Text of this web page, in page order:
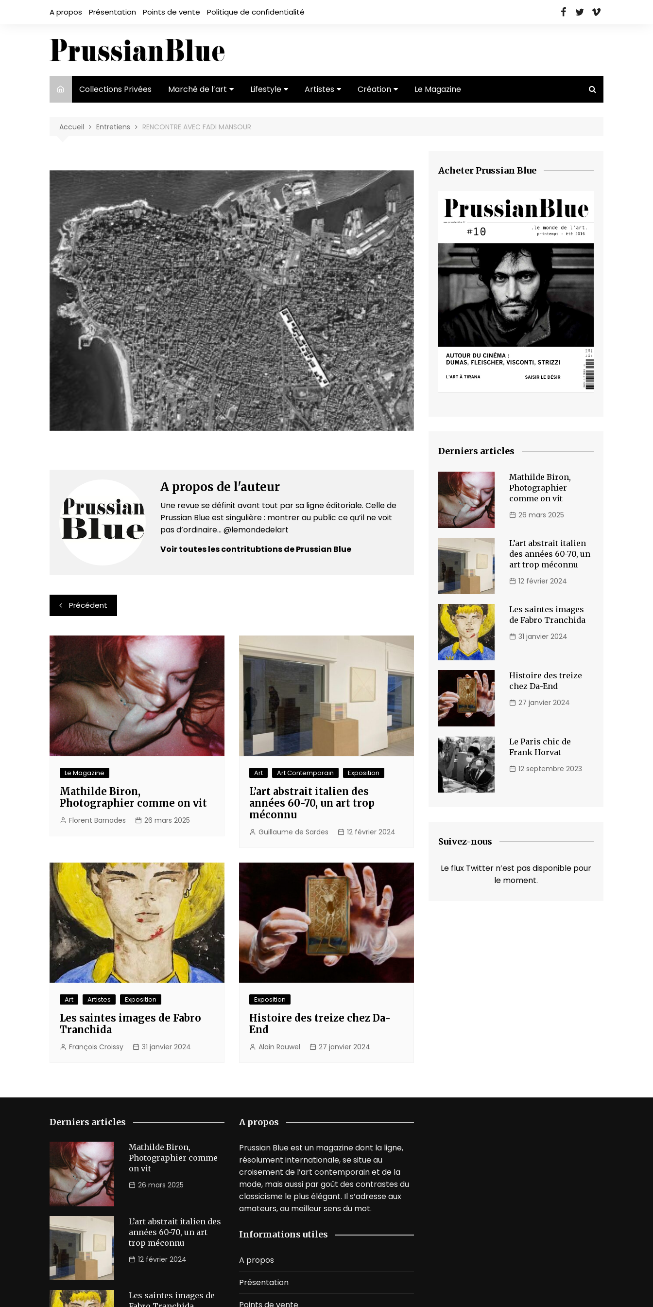
A propos Présentation Points de vente Politique de confidentialité
Collections Privées Marché de l’art
acteurs
Lifestyle
Mode
Artistes Création Le Magazine
Accueil Entretiens RENCONTRE AVEC FADI MANSOUR
A propos de l'auteur
Une revue se définit avant tout par sa ligne éditoriale. Celle de
Prussian Blue est singulière : montrer au public ce qu’il ne voit
pas d’ordinaire... @lemondedelart
Voir toutes les contritubtions de Prussian Blue
Navigation
de
l’article
Précédent
Le Magazine
Mathilde Biron,
Photographier comme on vit
Florent Barnades 26 mars 2025
Art Art Contemporain Exposition
L’art abstrait italien des
années 60-70, un art trop
méconnu
Guillaume de Sardes 12 février 2024
Art Artistes Exposition
Les saintes images de Fabro
Tranchida
François Croissy 31 janvier 2024
Exposition
Histoire des treize chez Da-
End
Alain Rauwel 27 janvier 2024
Acheter Prussian Blue
Derniers articles
Mathilde Biron,
Photographier
comme on vit
26 mars 2025
L’art abstrait italien
des années 60-70, un
art trop méconnu
12 février 2024
Les saintes images
de Fabro Tranchida
31 janvier 2024
Histoire des treize
chez Da-End
27 janvier 2024
Le Paris chic de
Frank Horvat
12 septembre 2023
Suivez-nous
Le flux Twitter n’est pas disponible pour
le moment.
Derniers articles
Mathilde Biron,
Photographier comme
on vit
26 mars 2025
L’art abstrait italien des
années 60-70, un art
trop méconnu
12 février 2024
Les saintes images de
A propos
Prussian Blue est un magazine dont la ligne,
résolument internationale, se situe au
croisement de l’art contemporain et de la
mode, mais aussi par goût des contrastes du
classicisme le plus élégant. Il s’adresse aux
amateurs, au meilleur sens du mot.
Informations utiles
A propos
Présentation